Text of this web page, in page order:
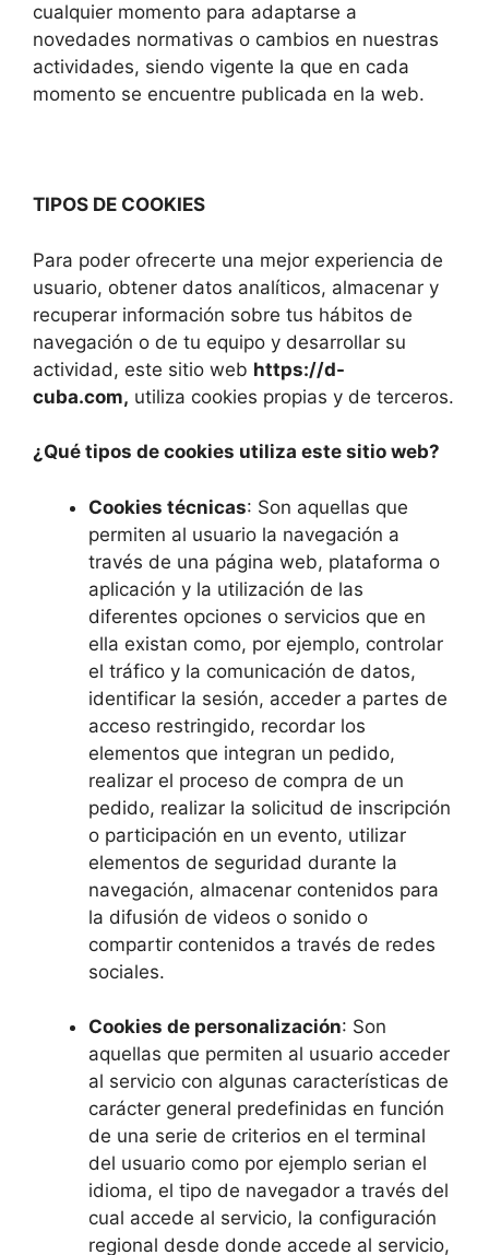
cualquier momento para adaptarse a
novedades normativas o cambios en nuestras
actividades, siendo vigente la que en cada
momento se encuentre publicada en la web.
TIPOS DE COOKIES
Para poder ofrecerte una mejor experiencia de
usuario, obtener datos analíticos, almacenar y
recuperar información sobre tus hábitos de
navegación o de tu equipo y desarrollar su
actividad, este sitio web https://d-
cuba.com, utiliza cookies propias y de terceros.
¿Qué tipos de cookies utiliza este sitio web?
Cookies técnicas: Son aquellas que
permiten al usuario la navegación a
través de una página web, plataforma o
aplicación y la utilización de las
diferentes opciones o servicios que en
ella existan como, por ejemplo, controlar
el tráfico y la comunicación de datos,
identificar la sesión, acceder a partes de
acceso restringido, recordar los
elementos que integran un pedido,
realizar el proceso de compra de un
pedido, realizar la solicitud de inscripción
o participación en un evento, utilizar
elementos de seguridad durante la
navegación, almacenar contenidos para
la difusión de videos o sonido o
compartir contenidos a través de redes
sociales.
Cookies de personalización: Son
aquellas que permiten al usuario acceder
al servicio con algunas características de
carácter general predefinidas en función
de una serie de criterios en el terminal
del usuario como por ejemplo serian el
idioma, el tipo de navegador a través del
cual accede al servicio, la configuración
regional desde donde accede al servicio,